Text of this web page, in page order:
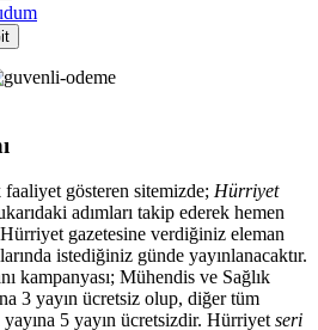
gösteren sitemizde; Hürriyet
adımları takip ederek hemen
gazetesine verdiğiniz eleman
istediğiniz günde yayınlanacaktır.
kampanyası; Mühendis ve Sağlık
3 yayın ücretsiz olup, diğer tüm
yayına 5 yayın ücretsizdir. Hürriyet seri